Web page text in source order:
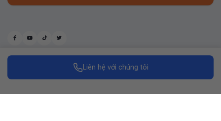
by Replus Marketing
Liên hệ với chúng tôi